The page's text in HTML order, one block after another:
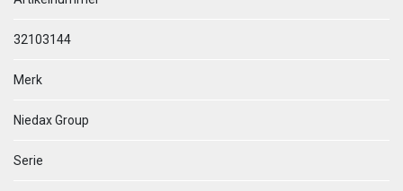
32103144
Merk
Niedax Group
Serie